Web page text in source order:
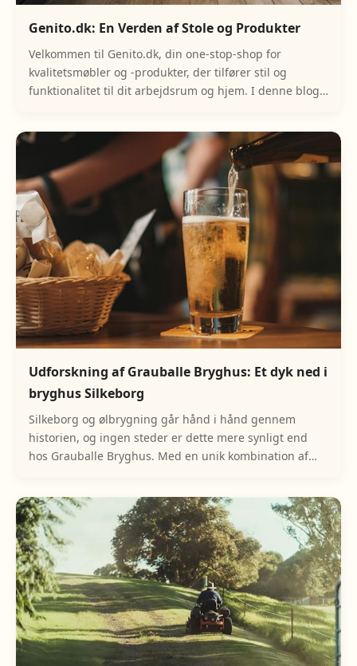
Genito.dk: En Verden af Stole og Produkter
Velkommen til Genito.dk, din one-stop-shop for
kvalitetsmøbler og -produkter, der tilfører stil og
funktionalitet til dit arbejdsrum og hjem. I denne blog
Udforskning af Grauballe Bryghus: Et dyk ned i
bryghus Silkeborg
Silkeborg og ølbrygning går hånd i hånd gennem
historien, og ingen steder er dette mere synligt end
hos Grauballe Bryghus. Med en unik kombination af